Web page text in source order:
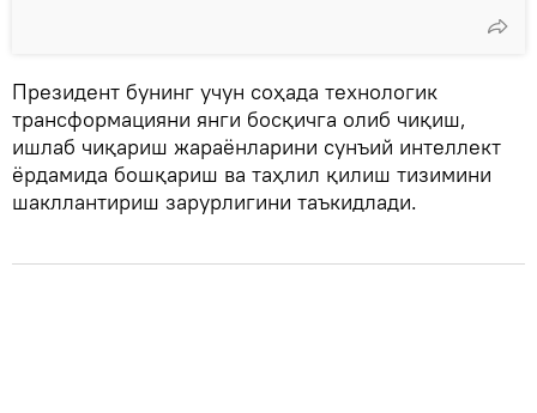
Президент бунинг учун соҳада технологик
трансформацияни янги босқичга олиб чиқиш,
ишлаб чиқариш жараёнларини сунъий интеллект
ёрдамида бошқариш ва таҳлил қилиш тизимини
шакллантириш зарурлигини таъкидлади.